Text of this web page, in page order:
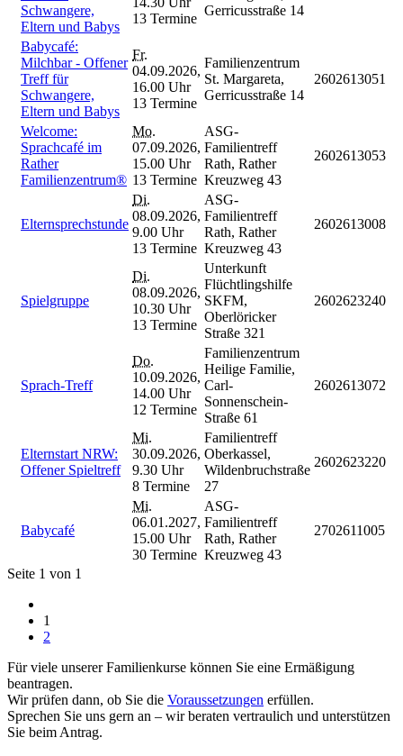
Schwangere,
Eltern und Babys
13 Termine
Gerricusstraße 14
Babycafé:
Milchbar - Offener
Treff für
Schwangere,
Eltern und Babys
Fr.
04.09.2026,
16.00 Uhr
13 Termine
Familienzentrum
St. Margareta,
Gerricusstraße 14
2602613051
Welcome:
Sprachcafé im
Rather
Familienzentrum®
Mo.
07.09.2026,
15.00 Uhr
13 Termine
ASG-
Familientreff
Rath, Rather
Kreuzweg 43
2602613053
Elternsprechstunde
Di.
08.09.2026,
9.00 Uhr
13 Termine
ASG-
Familientreff
Rath, Rather
Kreuzweg 43
2602613008
Spielgruppe
Di.
08.09.2026,
10.30 Uhr
13 Termine
Unterkunft
Flüchtlingshilfe
SKFM,
Oberlöricker
Straße 321
2602623240
Sprach-Treff
Do.
10.09.2026,
14.00 Uhr
12 Termine
Familienzentrum
Heilige Familie,
Carl-
Sonnenschein-
Straße 61
2602613072
Elternstart NRW:
Offener Spieltreff
Mi.
30.09.2026,
9.30 Uhr
8 Termine
Familientreff
Oberkassel,
Wildenbruchstraße
27
2602623220
Babycafé
Mi.
06.01.2027,
15.00 Uhr
30 Termine
ASG-
Familientreff
Rath, Rather
Kreuzweg 43
2702611005
Seite 1 von 1
1
2
Für viele unserer Familienkurse können Sie eine Ermäßigung
beantragen.
Wir prüfen dann, ob Sie die Voraussetzungen erfüllen.
Sprechen Sie uns gern an – wir beraten vertraulich und unterstützen
Sie beim Antrag.